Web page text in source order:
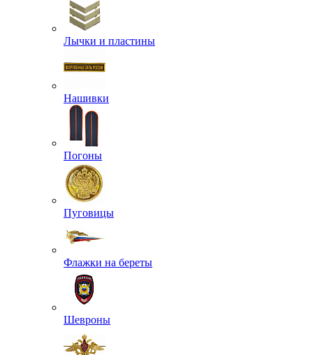
Лычки и пластины
Нашивки
Погоны
Пуговицы
Флажки на береты
Шевроны